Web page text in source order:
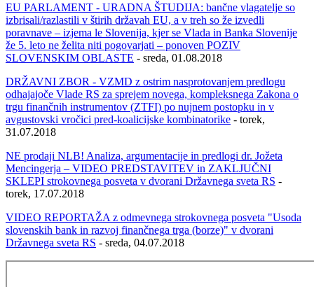
EU PARLAMENT - URADNA ŠTUDIJA: bančne vlagatelje so
izbrisali/razlastili v štirih državah EU, a v treh so že izvedli
poravnave – izjema le Slovenija, kjer se Vlada in Banka Slovenije
že 5. leto ne želita niti pogovarjati – ponoven POZIV
SLOVENSKIM OBLASTE - sreda, 01.08.2018
DRŽAVNI ZBOR - VZMD z ostrim nasprotovanjem predlogu
odhajajoče Vlade RS za sprejem novega, kompleksnega Zakona o
trgu finančnih instrumentov (ZTFI) po nujnem postopku in v
avgustovski vročici pred-koalicijske kombinatorike - torek,
31.07.2018
NE prodaji NLB! Analiza, argumentacije in predlogi dr. Jožeta
Mencingerja – VIDEO PREDSTAVITEV in ZAKLJUČNI
SKLEPI strokovnega posveta v dvorani Državnega sveta RS -
torek, 17.07.2018
VIDEO REPORTAŽA z odmevnega strokovnega posveta "Usoda
slovenskih bank in razvoj finančnega trga (borze)" v dvorani
Državnega sveta RS - sreda, 04.07.2018